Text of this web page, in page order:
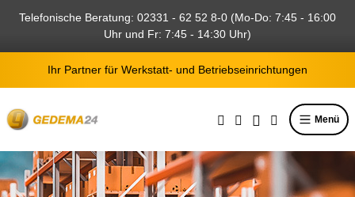
springen
Telefonische Beratung: 02331 - 62 52 8-0 (Mo-Do: 7:45 - 16:00
Uhr und Fr: 7:45 - 14:30 Uhr)
Ihr Partner für Werkstatt- und Betriebseinrichtungen
Menü